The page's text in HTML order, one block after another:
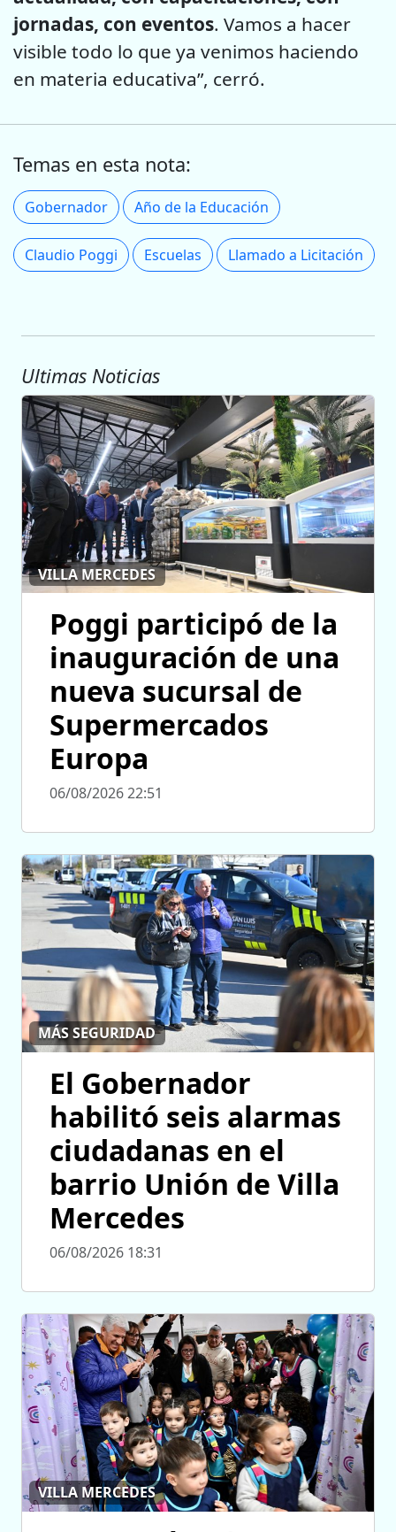
jornadas, con eventos. Vamos a hacer
visible todo lo que ya venimos haciendo
en materia educativa”, cerró.
Temas en esta nota:
Gobernador Año de la Educación
Claudio Poggi Escuelas Llamado a Licitación
Ultimas Noticias
VILLA MERCEDES
Poggi participó de la
inauguración de una
nueva sucursal de
Supermercados
Europa
06/08/2026 22:51
MÁS SEGURIDAD
El Gobernador
habilitó seis alarmas
ciudadanas en el
barrio Unión de Villa
Mercedes
06/08/2026 18:31
VILLA MERCEDES